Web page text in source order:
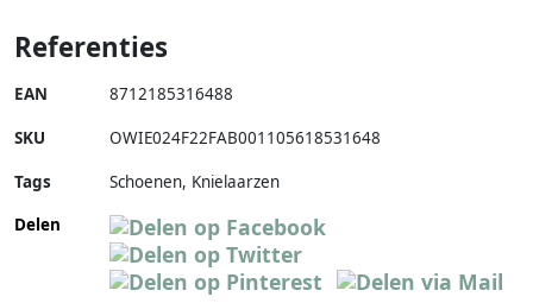
Referenties
EAN 8712185316488
SKU OWIE024F22FAB001105618531648
Tags
Schoenen, Knielaarzen
Delen